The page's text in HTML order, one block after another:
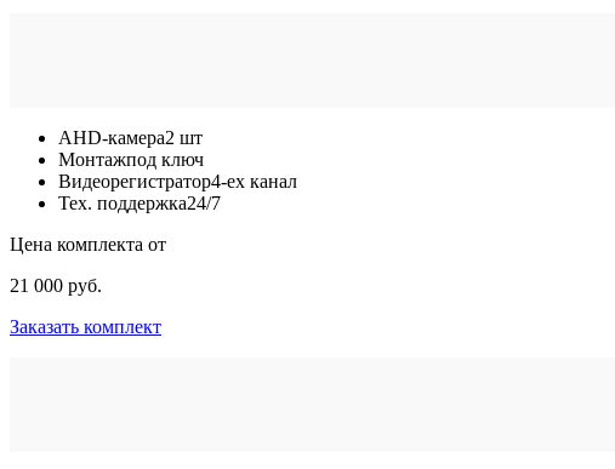
AHD-камера2 шт
Монтажпод ключ
Видеорегистратор4-ех канал
Тех. поддержка24/7
Цена комплекта от
21 000 руб.
Заказать комплект